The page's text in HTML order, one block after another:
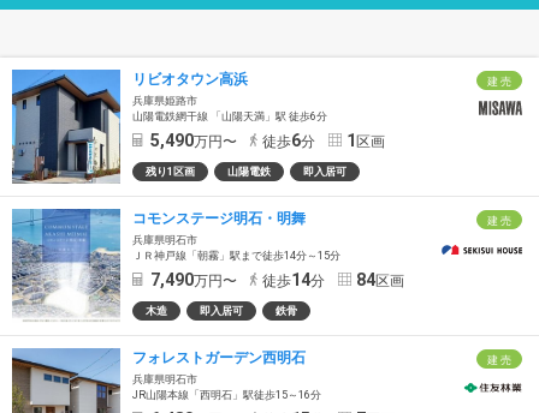
建 売
リビオタウン高浜
兵庫県姫路市
山陽電鉄網干線 「山陽天満」駅 徒歩6分
5,490万円〜 徒歩6分 1 区画
残り1区画 山陽電鉄 即入居可
建 売
コモンステージ明石・明舞
兵庫県明石市
ＪＲ神戸線「朝霧」駅まで徒歩14分～15分
7,490万円〜 徒歩14分 84区画
木造 即入居可 鉄骨
建 売
フォレストガーデン西明石
兵庫県明石市
JR山陽本線「西明石」駅徒歩15～16分